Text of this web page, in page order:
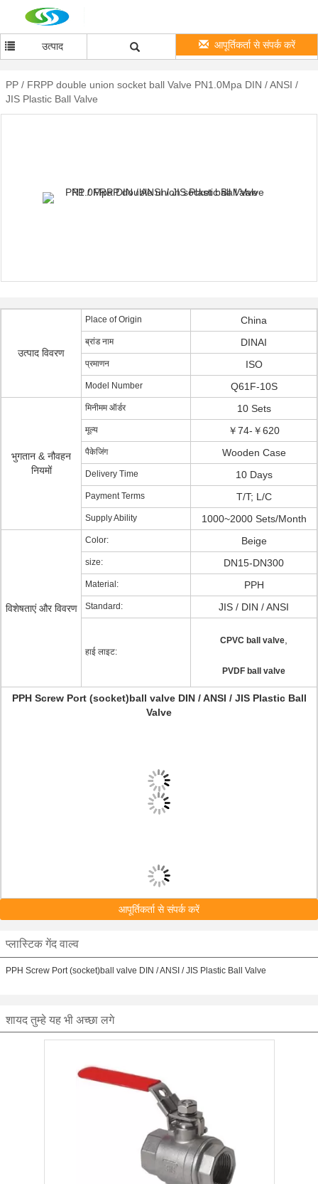
उत्पाद आपूर्तिकर्ता से संपर्क करें
PP / FRPP double union socket ball Valve PN1.0Mpa DIN / ANSI /
JIS Plastic Ball Valve
उत्पाद विवरण
Place of Origin China
ब्रांड नाम DINAI
प्रमाणन ISO
Model Number Q61F-10S
भुगतान & नौवहन
नियमों
मिनीमम ऑर्डर 10 Sets
मूल्य ￥74-￥620
पैकेजिंग Wooden Case
Delivery Time 10 Days
Payment Terms T/T; L/C
Supply Ability 1000~2000 Sets/Month
विशेषताएं और विवरण
Color: Beige
size: DN15-DN300
Material: PPH
Standard: JIS / DIN / ANSI
हाई लाइट:
CPVC ball valve
PVDF ball valve
PPH Screw Port (socket)ball valve DIN / ANSI / JIS Plastic Ball
Valve
आपूर्तिकर्ता से संपर्क करें
प्लास्टिक गेंद वाल्व
PPH Screw Port (socket)ball valve DIN / ANSI / JIS Plastic Ball Valve
शायद तुम्हे यह भी अच्छा लगे